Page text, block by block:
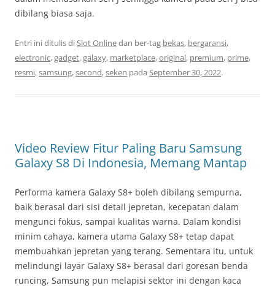
dibilang biasa saja.
Entri ini ditulis diSlot Onlinedan ber-tag bekas, bergaransi,
electronic,gadget,galaxy, marketplace,original, premium, prime,
resmi,samsung,second,seken pada September 30, 2022.
Video Review Fitur Paling Baru Samsung
Galaxy S8 Di Indonesia, Memang Mantap
Performa kamera Galaxy S8+ boleh dibilang sempurna,
baik berasal dari sisi detail jepretan, kecepatan dalam
mengunci fokus, sampai kualitas warna. Dalam kondisi
minim cahaya, kamera utama Galaxy S8+ tetap dapat
membuahkan jepretan yang terang. Sementara itu, untuk
melindungi layar Galaxy S8+ berasal dari goresan benda
runcing, Samsung pun melapisi sektor ini dengan kaca